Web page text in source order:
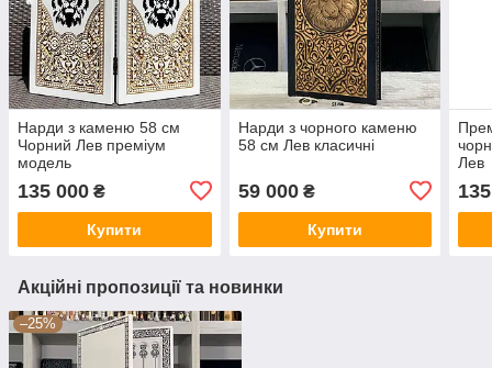
Нарди з каменю 58 см
Чорний Лев преміум
модель
135 000 ₴
Купити
Нарди з чорного каменю
58 см Лев класичні
59 000₴
Купити
Лев
Акційні пропозиції та новинки
–25%